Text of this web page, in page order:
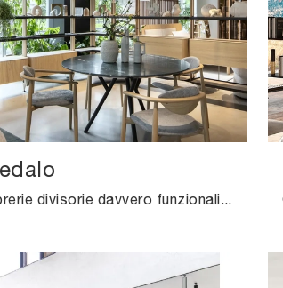
Librerie divisorie davvero funzionali per stanze design: scopri di più sul modello Dedalo della marca Novamobili!